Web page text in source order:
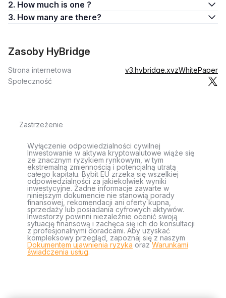
2. How much is one ?
3. How many are there?
Zasoby HyBridge
Strona internetowa v3.hybridge.xyzWhitePaper
Społeczność
Zastrzeżenie
Wyłączenie odpowiedzialności cywilnej
Inwestowanie w aktywa kryptowalutowe wiąże się
ze znacznym ryzykiem rynkowym, w tym
ekstremalną zmiennością i potencjalną utratą
całego kapitału. Bybit EU zrzeka się wszelkiej
odpowiedzialności za jakiekolwiek wyniki
inwestycyjne. Żadne informacje zawarte w
niniejszym dokumencie nie stanowią porady
finansowej, rekomendacji ani oferty kupna,
sprzedaży lub posiadania cyfrowych aktywów.
Inwestorzy powinni niezależnie ocenić swoją
sytuację finansową i zachęca się ich do konsultacji
z profesjonalnymi doradcami. Aby uzyskać
kompleksowy przegląd, zapoznaj się z naszym
Dokumentem ujawnienia ryzyka orazWarunkami
świadczenia usług.